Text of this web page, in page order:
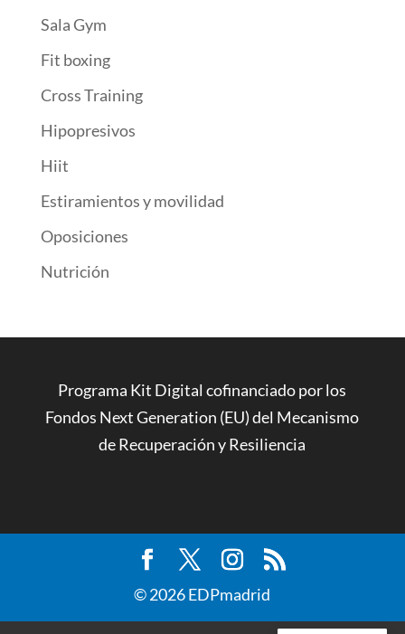
Sala Gym
Fit boxing
Cross Training
Hipopresivos
Hiit
Estiramientos y movilidad
Oposiciones
Nutrición
Programa Kit Digital cofinanciado por los
Fondos Next Generation (EU) del Mecanismo
de Recuperación y Resiliencia
© 2026 EDPmadrid